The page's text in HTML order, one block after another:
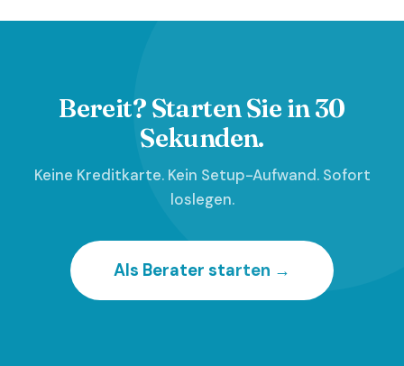
Bereit? Starten Sie in 30
Sekunden.
Keine Kreditkarte. Kein Setup-Aufwand. Sofort
loslegen.
Als Berater starten →